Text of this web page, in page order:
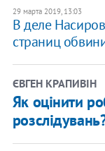
29 марта 2019, 13:03
​В деле
страниц
ЄВГЕН КРАПИВІН
Як оцінити